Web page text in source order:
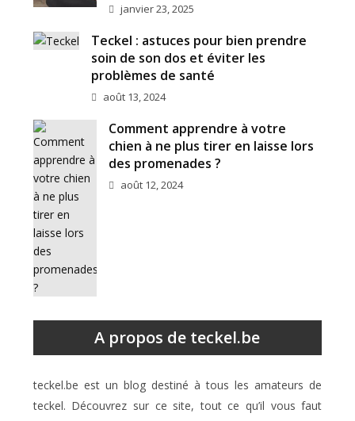
janvier 23, 2025
Teckel : astuces pour bien prendre
soin de son dos et éviter les
problèmes de santé
août 13, 2024
Comment apprendre à votre
chien à ne plus tirer en laisse lors
des promenades ?
août 12, 2024
A propos de teckel.be
teckel.be est un blog destiné à tous les amateurs de
teckel. Découvrez sur ce site, tout ce qu’il vous faut